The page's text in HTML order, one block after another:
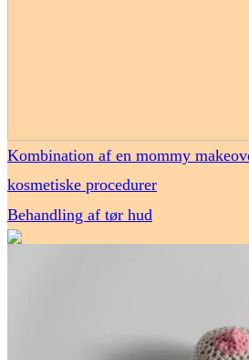
Kombination af en mommy
kosmetiske procedurer
Behandling af tør hud